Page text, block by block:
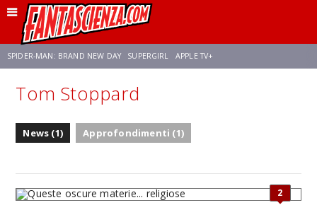
SPIDER-MAN: BRAND NEW DAY SUPERGIRL APPLE TV+
FRANCO RICCIARDIELLO ZENDAYA
Tom Stoppard
News (1) Approfondimenti (1)
2